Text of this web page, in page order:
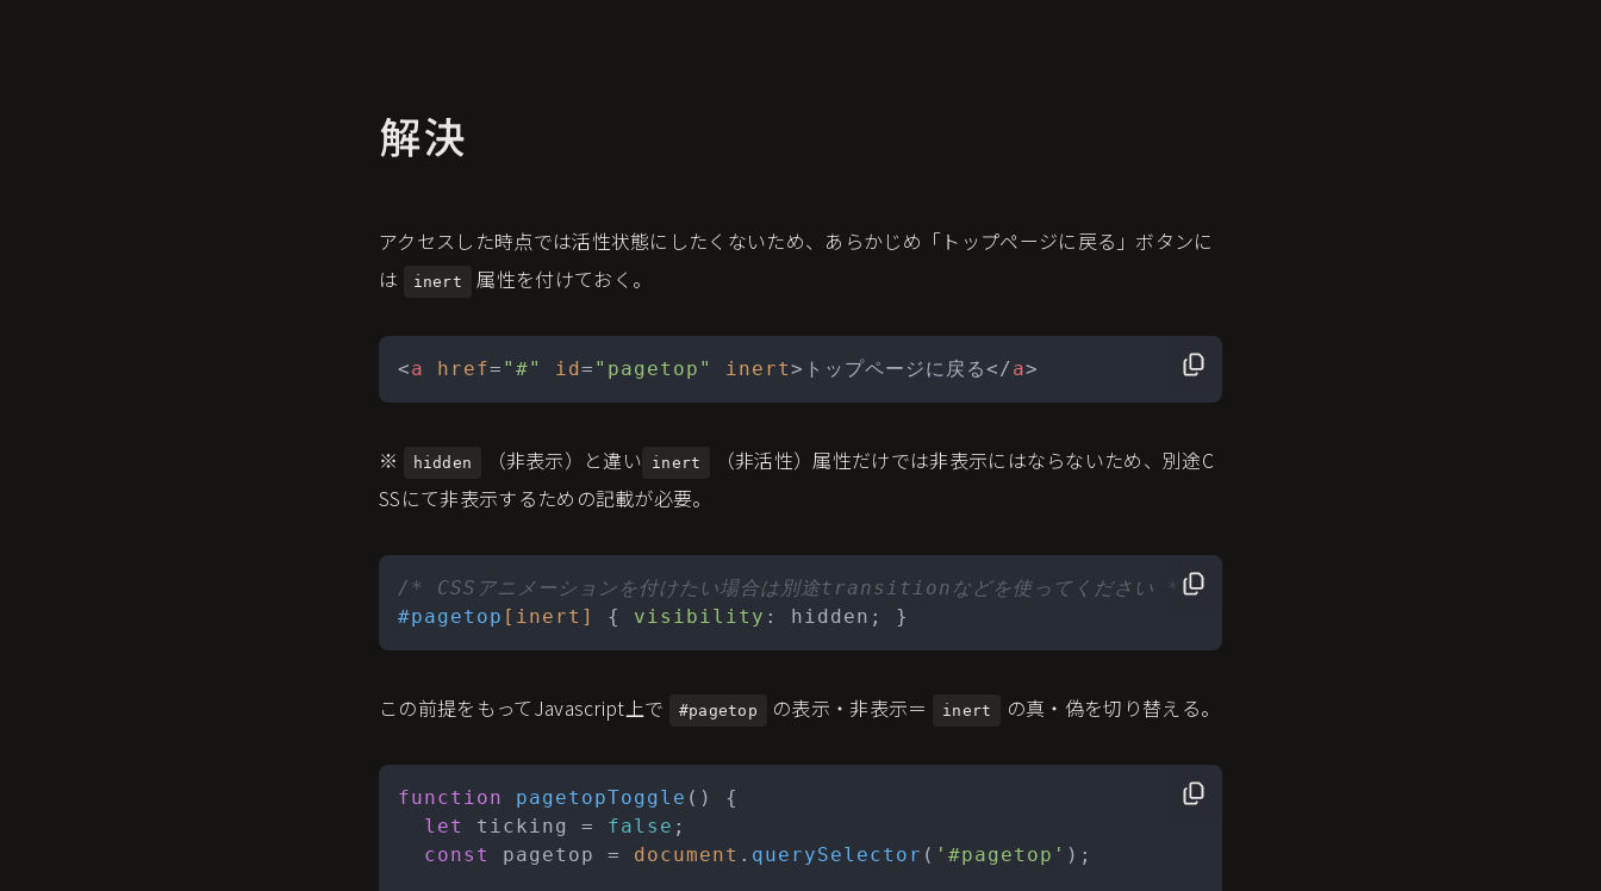
解決
アクセスした時点では活性状態にしたくないため、あらかじめ「トップページに戻る」ボタンに
は
inert 属性を付けておく。
<a href= "#" id= "pagetop" inert> トップページに戻る</a>
※ hidden （非表示）と違い inert
（非活性）属性だけでは非表示にはならないため、別途C
SSにて非表示するための記載が必要。
/* CSSアニメーションを付けたい場合は別途transitionなどを使ってください */
#pagetop [inert] { visibility
この前提をもってJavascript上で #pagetop の表示・非表示＝ inert の真・偽を切り替える。
function pagetopToggle ( ) {
let
ticking = false ;
const
pagetop = document . querySelector ( '#pagetop' );